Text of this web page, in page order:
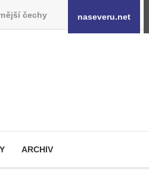
čechy naseveru.net
ARCHIV